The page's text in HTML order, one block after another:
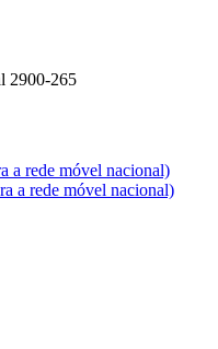
2900-265
a rede móvel nacional)
a rede móvel nacional)